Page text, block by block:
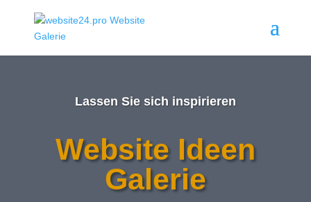
Lassen Sie sich inspirieren
Website Ideen
Galerie